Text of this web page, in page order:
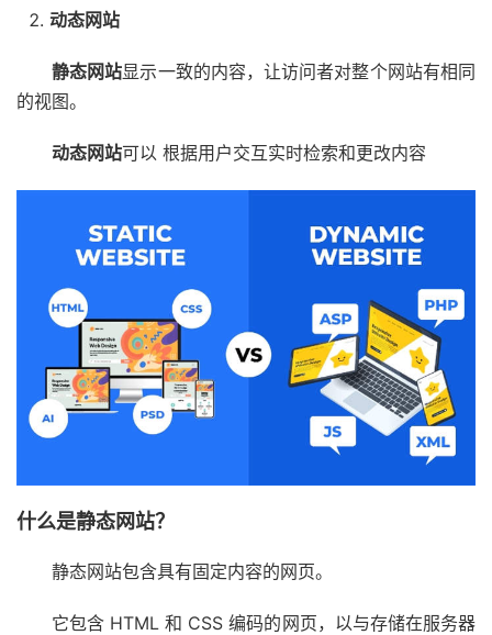
动态网站
静态网站显示一致的内容，让访问者对整个网站有相同
的视图。
动态网站可以 根据用户交互实时检索和更改内容
什么是静态网站？
静态网站包含具有固定内容的网页。
它包含 HTML 和 CSS 编码的网页，以与存储在服务器